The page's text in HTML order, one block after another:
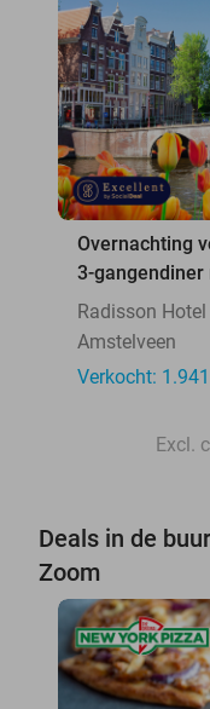
Overnachting
3-
Amstelveen
Verkocht: 1.941
Excl.
Deals in de
Zoom